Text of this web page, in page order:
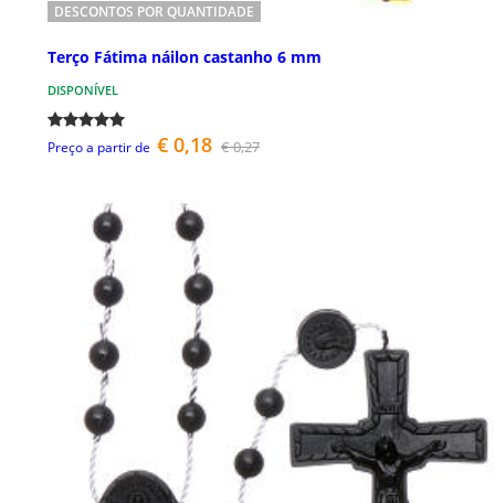
DESCONTOS POR QUANTIDADE
Terço Fátima náilon castanho 6 mm
DISPONÍVEL
Preço a partir de € 0,18 € 0,27